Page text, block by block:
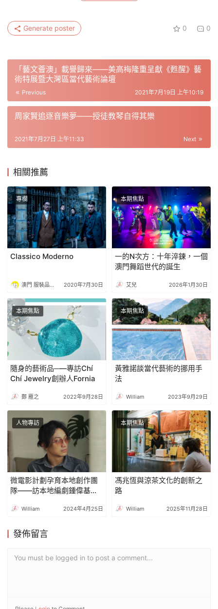
0 0
Generate poster
「藝文薈澳」載譽歸來——美高梅隆重呈獻《甦醒》藝
術特展暨大灣區當代藝術論壇
Previous 2021年7月19日 上午10:19
周家賢追逐音樂夢——授徒教琴自得其樂
Next
2021年7月27日 上午11:33
相關推薦
專欄
Classico Moderno
澳門 服裝品牌孵化中心 2020年7月30日
本期焦點
一的N次方：十年淬鍊，一個
澳門舞蹈世代的誕生
艾兒 2026年1月30日
本期焦點
隨身的藝術品─—專訪Chí
Chí Jewelry創辦人Fornia
鄭 雁之 2022年9月28日
本期焦點
黃雅諾談當代藝術的挪用手
法
William 2023年9月29日
人物專訪
微電影計劃孕育本地創作團
隊――訪本地編劇鍾偉基
基 ）William 2024年4月25日
本期焦點
馮兆恆與涼茶文化的創新之
路
William 2025年11月28日
發佈留言
You must be logged in to post a comment...